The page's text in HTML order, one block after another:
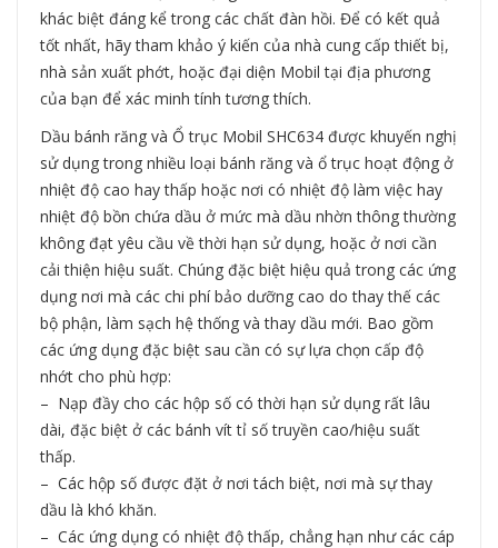
khác biệt đáng kể trong các chất đàn hồi. Để có kết quả
tốt nhất, hãy tham khảo ý kiến của nhà cung cấp thiết bị,
nhà sản xuất phớt, hoặc đại diện Mobil tại địa phương
của bạn để xác minh tính tương thích.
Dầu bánh răng và Ổ trục Mobil SHC634 được khuyến nghị
sử dụng trong nhiều loại bánh răng và ổ trục hoạt động ở
nhiệt độ cao hay thấp hoặc nơi có nhiệt độ làm việc hay
nhiệt độ bồn chứa dầu ở mức mà dầu nhờn thông thường
không đạt yêu cầu về thời hạn sử dụng, hoặc ở nơi cần
cải thiện hiệu suất. Chúng đặc biệt hiệu quả trong các ứng
dụng nơi mà các chi phí bảo dưỡng cao do thay thế các
bộ phận, làm sạch hệ thống và thay dầu mới. Bao gồm
các ứng dụng đặc biệt sau cần có sự lựa chọn cấp độ
nhớt cho phù hợp:
– Nạp đầy cho các hộp số có thời hạn sử dụng rất lâu
dài, đặc biệt ở các bánh vít tỉ số truyền cao/hiệu suất
thấp.
– Các hộp số được đặt ở nơi tách biệt, nơi mà sự thay
dầu là khó khăn.
– Các ứng dụng có nhiệt độ thấp, chẳng hạn như các cáp